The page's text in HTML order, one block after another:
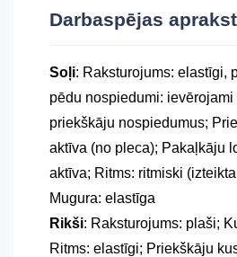
Darbaspējas
Soļi: Raksturojums: elastīgi,
pēdu nospiedumi: ievērojami
priekškāju nospiedumus;
aktīva (no pleca); Pakaļkāju
aktīva; Ritms: ritmiski
Mugura: elastīga
Rikši: Raksturojums: plaši;
Ritms: elastīgi; Priekškāju